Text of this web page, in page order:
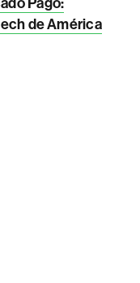
de América